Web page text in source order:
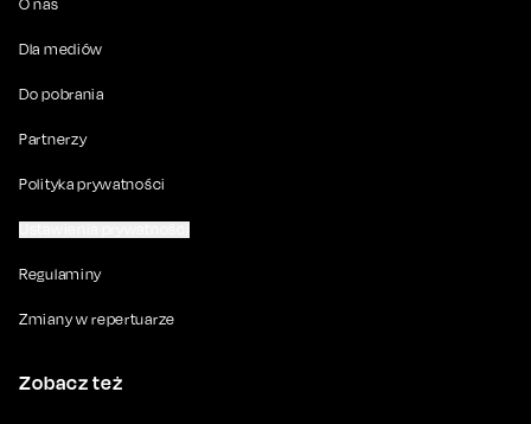
O nas
Dla mediów
Do pobrania
Partnerzy
Polityka prywatności
Regulaminy
Zmiany w repertuarze
Zobacz też